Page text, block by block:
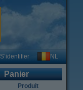
S’identifier NL
Panier
Produit